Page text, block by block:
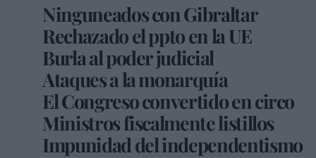
Ninguneados con Gibraltar
Rechazado el ppto en la UE
Burla al poder judicial
Ataques a la monarquía
El Congreso convertido en circo
Ministros fiscalmente listillos
Impunidad del independentismo